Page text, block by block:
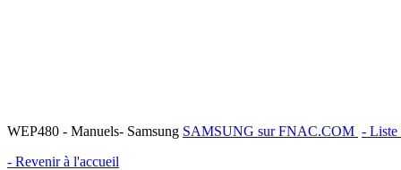
WEP480 - Manuels- Samsung SAMSUNG sur FNAC.COM - Liste
- Revenir à l'accueil